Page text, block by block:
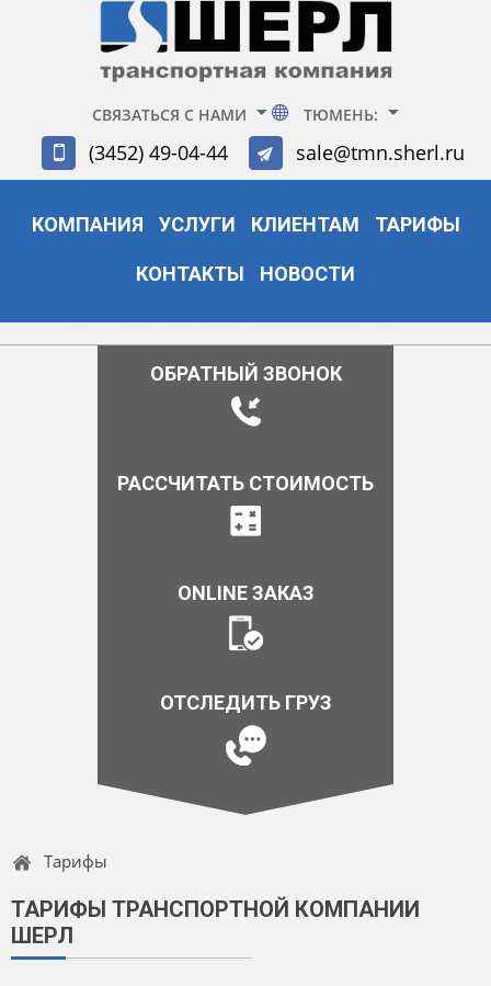
СВЯЗАТЬСЯ С НАМИ ТЮМЕНЬ:
(3452) 49-04-44 sale@tmn.sherl.ru
КОМПАНИЯ УСЛУГИ КЛИЕНТАМ ТАРИФЫ
КОНТАКТЫ НОВОСТИ
ОБРАТНЫЙ ЗВОНОК
РАССЧИТАТЬ СТОИМОСТЬ
ONLINE ЗАКАЗ
ОТСЛЕДИТЬ ГРУЗ
Тарифы
ТАРИФЫ ТРАНСПОРТНОЙ КОМПАНИИ
ШЕРЛ